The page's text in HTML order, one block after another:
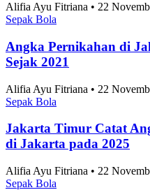
Alifia Ayu Fitriana • 22
Sepak Bola
Angka Pernikahan di
Sejak 2021
Alifia Ayu Fitriana • 22
Sepak Bola
Jakarta Timur Catat
di Jakarta pada 2025
Alifia Ayu Fitriana • 22
Sepak Bola